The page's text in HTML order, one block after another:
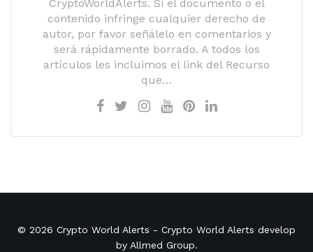
CryptoWorldAlerts. Si el documento o el
contenido infringe cualquier derecho de
autor, por favor señálelo en comentarios y
será rápidamente borrado. A todos los
artículos les incluimos el link del Recurso
que…
© 2026 Crypto World Alerts - Crypto World Alerts develop
by Allmed Group.